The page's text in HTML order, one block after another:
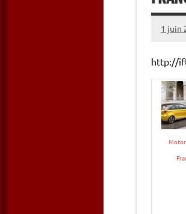
1 juin
http://